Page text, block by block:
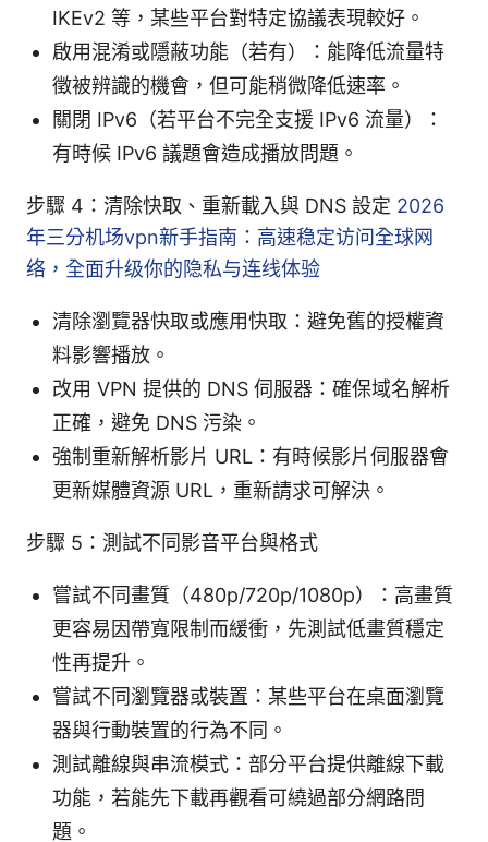
IKEv2 等，某些平台對特定協議表現較好。
啟用混淆或隱蔽功能（若有）：能降低流量特
徵被辨識的機會，但可能稍微降低速率。
關閉 IPv6（若平台不完全支援 IPv6 流量）：
有時候 IPv6 議題會造成播放問題。
步驟 4：清除快取、重新載入與 DNS 設定 2026
年三分机场vpn新手指南：高速稳定访问全球网
络，全面升级你的隐私与连线体验
清除瀏覽器快取或應用快取：避免舊的授權資
料影響播放。
改用 VPN 提供的 DNS 伺服器：確保域名解析
正確，避免 DNS 污染。
強制重新解析影片 URL：有時候影片伺服器會
更新媒體資源 URL，重新請求可解決。
步驟 5：測試不同影音平台與格式
嘗試不同畫質（480p/720p/1080p）：高畫質
更容易因帶寬限制而緩衝，先測試低畫質穩定
性再提升。
嘗試不同瀏覽器或裝置：某些平台在桌面瀏覽
器與行動裝置的行為不同。
測試離線與串流模式：部分平台提供離線下載
功能，若能先下載再觀看可繞過部分網路問
題。